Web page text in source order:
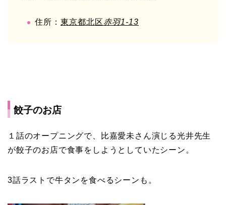
住所： 東京都北区赤羽1-13
餃子のお店
１話のオープニングで、比嘉愛未さん演じる光井先生
が餃子のお店で食事をしようとしていたシーン。
3話ラストで牛タンを食べるシーンも。